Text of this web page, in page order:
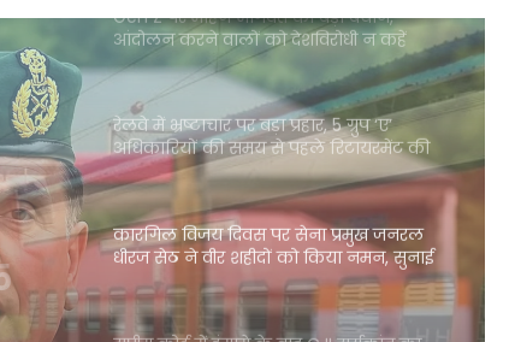
रेलवे में भ्रष्टाचार पर बड़ा प्रहार, 5 ग्रुप ‘ए’
अधिकारियों की समय से पहले रिटायरमेंट की
सिफारिश
कारगिल विजय दिवस पर सेना प्रमुख जनरल
धीरज सेठ ने वीर शहीदों को किया नमन, सुनाई
भावुक कविता
सुप्रीम कोर्ट में हंगामे के बाद CJI सूर्यकांत का
बड़ा फैसला, याचिकाकर्ता पर नहीं होगी कार्रवाई